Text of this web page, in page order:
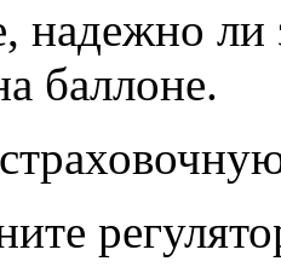
надежно ли
баллоне.